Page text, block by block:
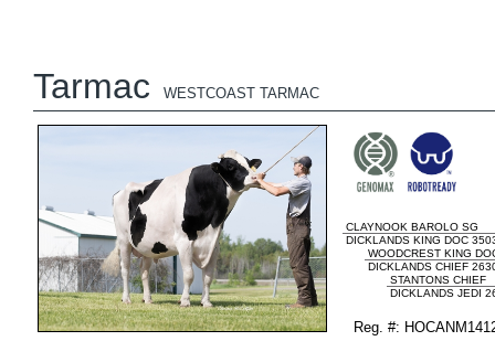
Tarmac WESTCOAST TARMAC
CLAYNOOK BAROLO SG
DICKLANDS KING DOC
WOODCREST KING
DICKLANDS CHIEF
STANTONS CHIEF
DICKLANDS JEDI
Reg. #: